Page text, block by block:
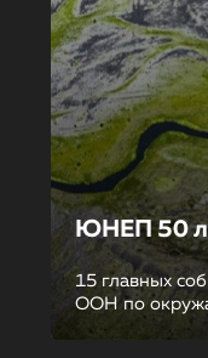
ЮНЕП 50
15 главных
ООН по